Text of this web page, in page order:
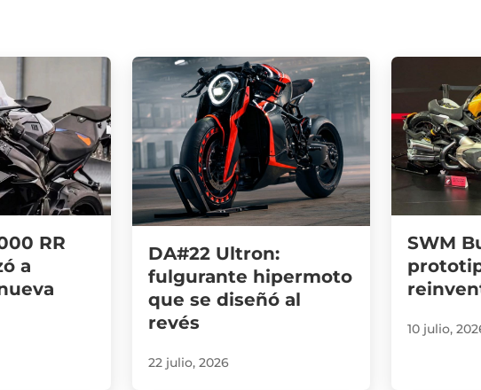
RR
a
DA#22 Ultron:
fulgurante hipermoto
que se diseñó al
revés
22 julio, 2026
SWM
10 julio,